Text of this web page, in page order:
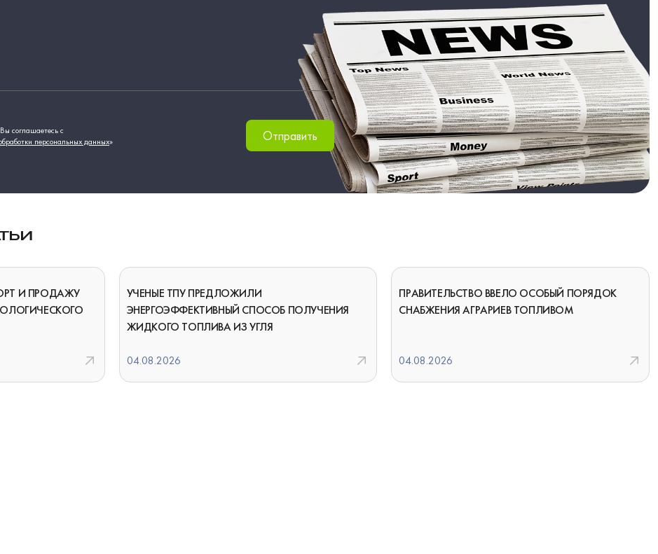
соглашаетесь с
персональных данных» Отправить
И ПРОДАЖУ
УЧЕНЫЕ ТПУ ПРЕДЛОЖИЛИ
ЭНЕРГОЭФФЕКТИВНЫЙ СПОСОБ ПОЛУЧЕНИЯ
ЖИДКОГО ТОПЛИВА ИЗ УГЛЯ
04.08.2026
ПРАВИТЕЛЬСТВО ВВЕЛО ОСОБЫЙ ПОРЯДОК
СНАБЖЕНИЯ АГРАРИЕВ ТОПЛИВОМ
04.08.2026